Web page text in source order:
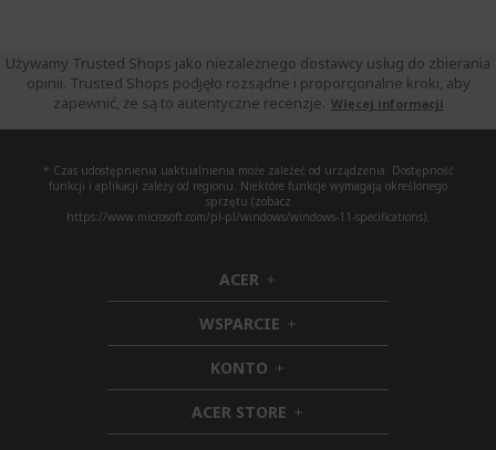
Używamy Trusted Shops jako niezależnego dostawcy usług do zbierania
opinii. Trusted Shops podjęło rozsądne i proporcjonalne kroki, aby
zapewnić, że są to autentyczne recenzje. Więcej informacji
* Czas udostępnienia uaktualnienia może zależeć od urządzenia. Dostępność
funkcji i aplikacji zależy od regionu. Niektóre funkcje wymagają określonego
sprzętu (zobacz
https://www.microsoft.com/pl-pl/windows/windows-11-specifications).
ACER h
i
d
d
e
n
WSPARCIE h
i
d
e
n
KONTO h
i
d
d
ACER STORE h
i